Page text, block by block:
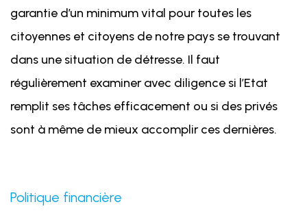
garantie d’un minimum vital pour toutes les
citoyennes et citoyens de notre pays se trouvant
dans une situation de détresse. Il faut
régulièrement examiner avec diligence si l’Etat
remplit ses tâches efficacement ou si des privés
sont à même de mieux accomplir ces dernières.
Politique financière